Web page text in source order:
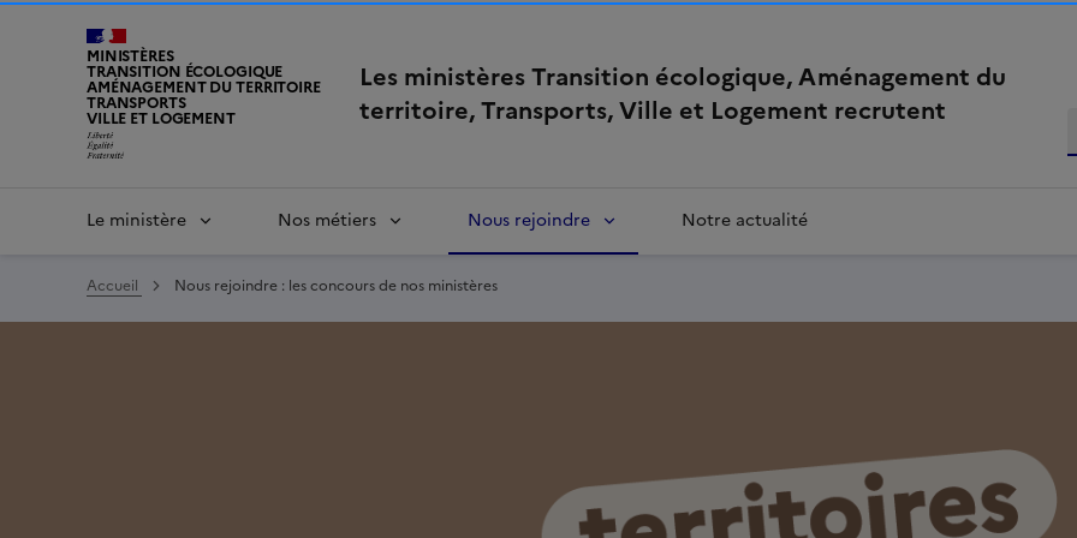
MINISTÈRES
TRANSITION ÉCOLOGIQUE
AMÉNAGEMENT DU TERRITOIRE
TRANSPORTS
VILLE ET LOGEMENT
Les ministères Transition écologique, Aménagement du
territoire, Transports, Ville et Logement recrutent
Le ministère Nos métiers Nous rejoindre Notre actualité
Accueil Nous rejoindre : les concours de nos ministères